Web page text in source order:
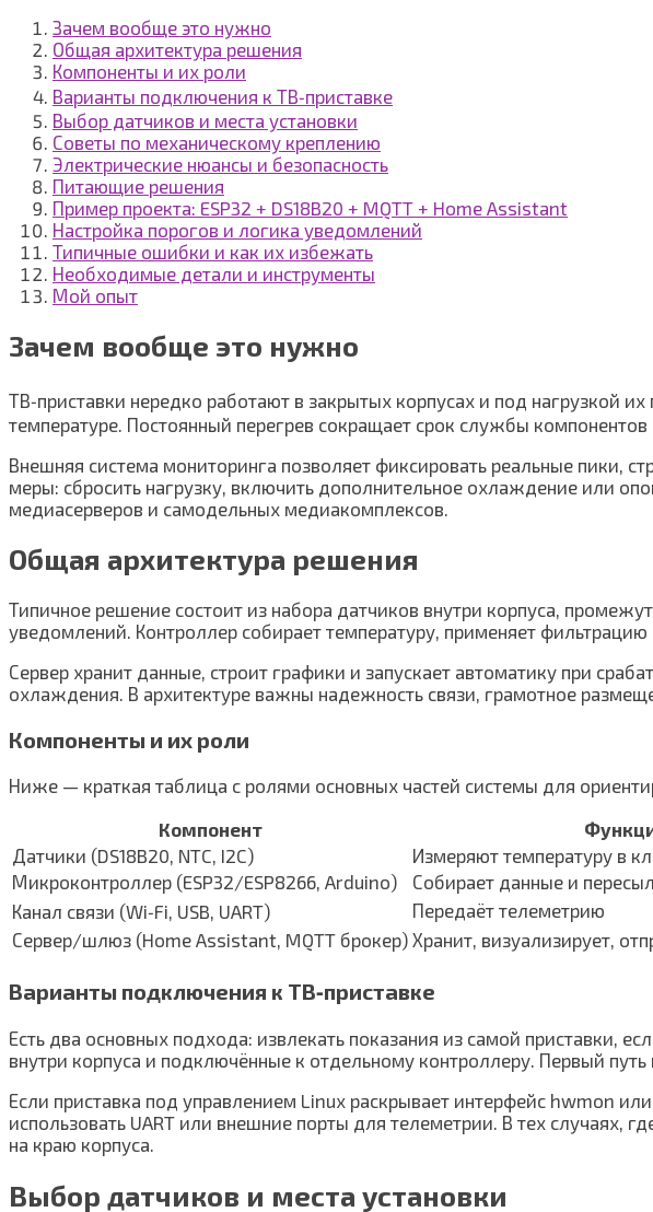
Зачем вообще это нужно
Общая архитектура решения
Компоненты и их роли
Варианты подключения к ТВ‑приставке
Выбор датчиков и места установки
Советы по механическому креплению
Электрические нюансы и безопасность
Питающие решения
Пример проекта: ESP32 + DS18B20 + MQTT + Home Assistant
Настройка порогов и логика уведомлений
Типичные ошибки и как их избежать
Необходимые детали и инструменты
Мой опыт
Зачем вообще это нужно
ТВ‑приставки нередко работают в закрытых корпусах и под нагрузкой
температуре. Постоянный перегрев сокращает срок службы
Внешняя система мониторинга позволяет фиксировать реальные пики,
меры: сбросить нагрузку, включить дополнительное охлаждение или
медиасерверов и самодельных медиакомплексов.
Общая архитектура решения
Типичное решение состоит из набора датчиков внутри корпуса,
уведомлений. Контроллер собирает температуру, применяет фильтрацию
Сервер хранит данные, строит графики и запускает автоматику при
охлаждения. В архитектуре важны надежность связи, грамотное
Компоненты и их роли
Ниже — краткая таблица с ролями основных частей системы для
Компонент
Датчики (DS18B20, NTC, I2C)
Измеряют температуру в
Микроконтроллер (ESP32/ESP8266, Arduino)
Собирает данные и
Канал связи (Wi‑Fi, USB, UART)
Передаёт телеметрию
Сервер/шлюз (Home Assistant, MQTT брокер) Хранит, визуализирует,
Варианты подключения к ТВ‑приставке
Есть два основных подхода: извлекать показания из самой приставки,
внутри корпуса и подключённые к отдельному контроллеру. Первый
Если приставка под управлением Linux раскрывает интерфейс hwmon
использовать UART или внешние порты для телеметрии. В тех случаях,
на краю корпуса.
Выбор датчиков и места установки